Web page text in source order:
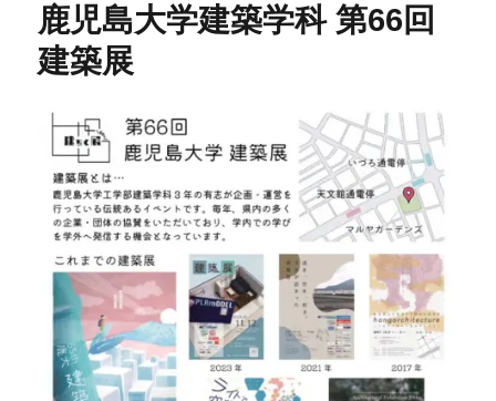
鹿児島大学建築学科 第66回
建築展